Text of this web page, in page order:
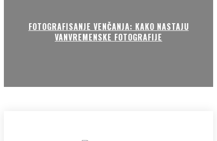
FOTOGRAFISANJE VENČANJA: KAKO NASTAJU
VANVREMENSKE FOTOGRAFIJE